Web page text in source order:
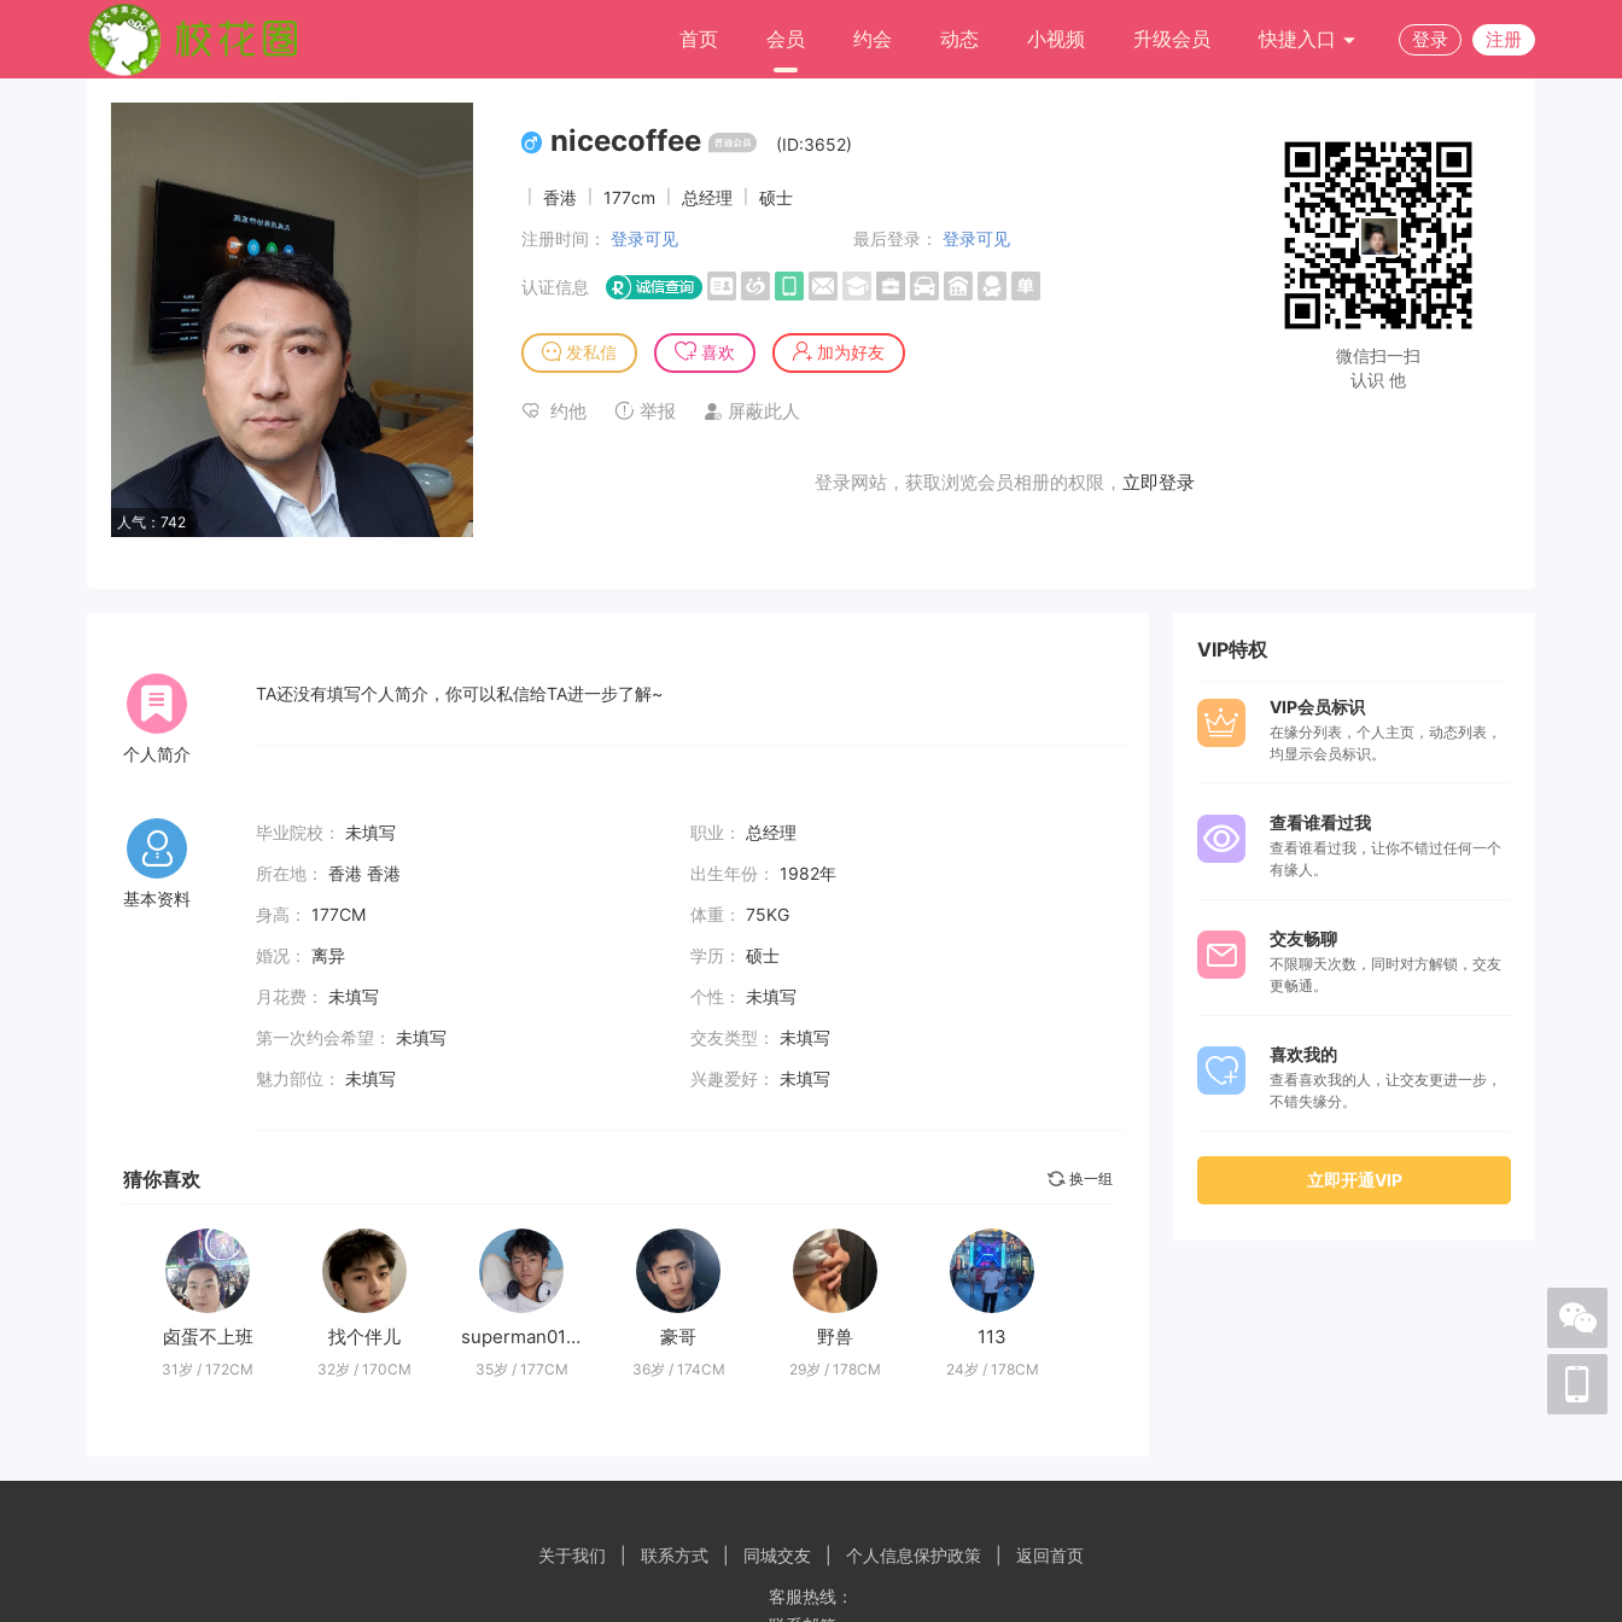
首页 会员 约会 动态 小视频 升级会员 快捷入口 登录 注册
人气：742
nicecoffee (ID:3652)
香港 177cm 总经理
硕士
注册时间： 登录可见 最后登录： 登录可见
认证信息
发私信 喜欢 加为好友
约他 举报 屏蔽此人
登录网站，获取浏览会员相册的权限， 立即登录
微信扫一扫
认识 他
个人简介
TA还没有填写个人简介，你可以私信给TA进一步了解~
基本资料
毕业院校： 未填写 职业：
总经理
所在地： 香港 香港 出生年份：
1982年
身高：
177CM 体重： 75KG
婚况： 离异 学历： 硕士
月花费： 未填写 个性： 未填写
第一次约会希望： 未填写 交友类型： 未填写
魅力部位： 未填写 兴趣爱好： 未填写
猜你喜欢 换一组
卤蛋不上班
31岁 / 172CM
找个伴儿
32岁 / 170CM
superman0102
35岁 / 177CM
豪哥
36岁 / 174CM
野兽
29岁 / 178CM
113
24岁 / 178CM
VIP特权
VIP会员标识
在缘分列表，个人主页，动态列表，
均显示会员标识。
查看谁看过我
查看谁看过我，让你不错过任何一个
有缘人。
交友畅聊
不限聊天次数，同时对方解锁，交友
更畅通。
喜欢我的
查看喜欢我的人，让交友更进一步，
不错失缘分。
立即开通VIP
关于我们 联系方式 同城交友 个人信息保护政策
返回首页
客服热线：